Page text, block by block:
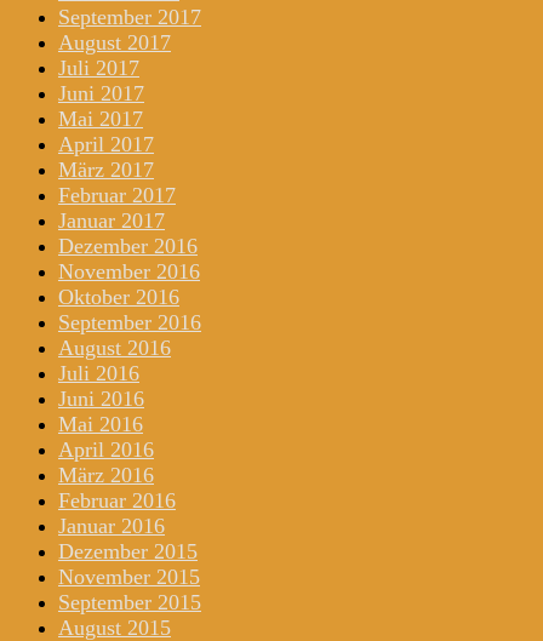
September 2017
August 2017
Juli 2017
Juni 2017
Mai 2017
April 2017
März 2017
Februar 2017
Januar 2017
Dezember 2016
November 2016
Oktober 2016
September 2016
August 2016
Juli 2016
Juni 2016
Mai 2016
April 2016
März 2016
Februar 2016
Januar 2016
Dezember 2015
November 2015
September 2015
August 2015